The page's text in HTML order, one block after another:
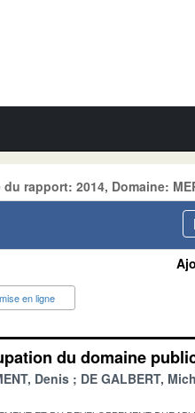
rapport: 2014, Domaine:
en ligne
du domaine
Denis
DE GALBERT,